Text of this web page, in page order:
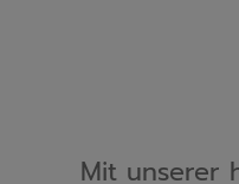
Mit unserer
liefert